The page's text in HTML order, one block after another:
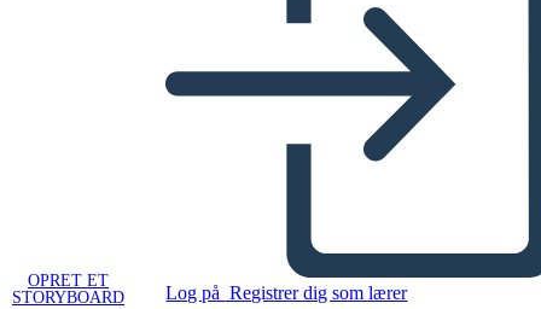
OPRET ET
STORYBOARD
Log på Registrer dig som lærer